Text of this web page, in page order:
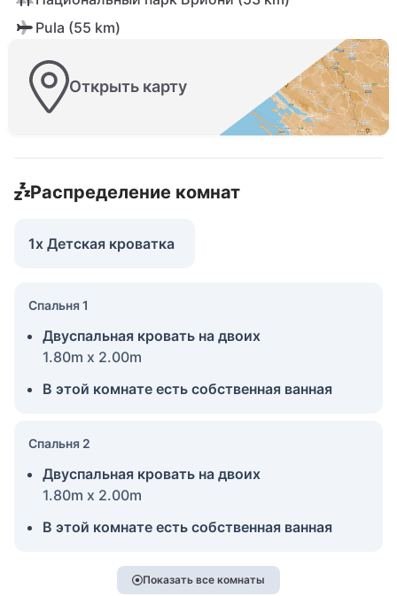
Pula (55 km)
Открыть карту
Распределение комнат
1x Детская кроватка
Спальня 1
Двуспальная кровать на двоих
1.80m x 2.00m
В этой комнате есть собственная ванная
Спальня 2
Двуспальная кровать на двоих
1.80m x 2.00m
В этой комнате есть собственная ванная
Показать все комнаты